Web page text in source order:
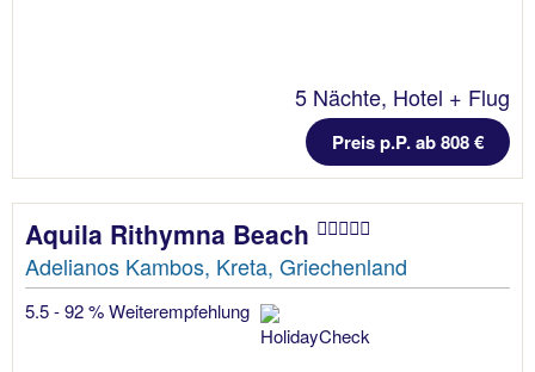
5 Nächte, Hotel + Flug
Preis p.P. ab 808 €
Aquila Rithymna Beach
Adelianos Kambos, Kreta, Griechenland
5.5 - 92 % Weiterempfehlung